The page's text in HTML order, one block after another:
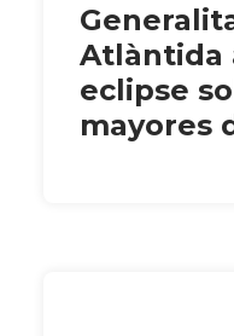
Atlàntida
eclipse
mayores